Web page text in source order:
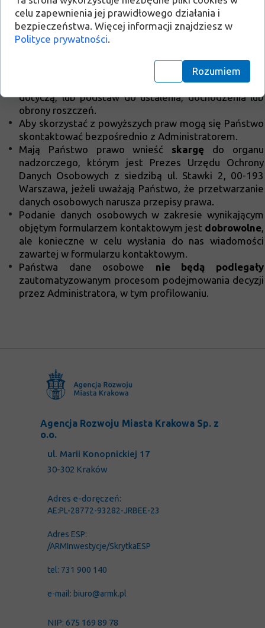
prawo do usunięcia danych i prawo do wniesienia
sprzeciwu wobec przetwarzania Waszych danych (art.
17 RODO) Administrator wówczas nie może już
przetwarzać tych danych osobowych, chyba że wykaże
ona istnienie ważnych prawnie uzasadnionych
podstaw do przetwarzania, nadrzędnych wobec
interesów, praw i wolności osoby, której dane
dotyczą, lub podstaw do ustalenia, dochodzenia lub
obrony roszczeń.
Aby skorzystać z powyższych praw mogą się Państwo
skontaktować bezpośrednio z Administratorem.
Mają Państwo prawo wnieść skargę do organu
nadzorczego, którym jest Prezes Urzędu Ochrony
Danych Osobowych z siedzibą ul. Stawki 2, 00-193
Warszawa, jeżeli uważają Państwo, że przetwarzanie
danych osobowych narusza przepisy prawa.
Podanie danych osobowych w zakresie wynikającym
objętym formularzem kontaktowym jest dobrowolne,
ale konieczne w celu wysłania do nas wiadomości
zawartej w formularzu kontaktowym.
Państwa dane osobowe nie będą podlegały
zautomatyzowanym procesom podejmowania decyzji
przez Administratora, w tym profilowaniu.
ul. Marii Konopnickiej 17
30-302 Kraków
Adres e-doręczeń:
AE:PL-28772-93282-JRBEE-23
Adres ESP:
/ARMInwestycje/SkrytkaESP
tel: 731 900 140
e-mail: biuro@armk.pl
NIP: 675 169 89 78
Agencja Rozwoju Miasta Krakowa Sp. z
o.o.
celu zapewnienia jej prawidłowego działania i
bezpieczeństwa. Więcej informacji znajdziesz w
Polityce prywatności.
Rozumiem